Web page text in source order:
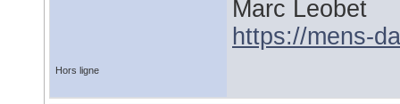
Marc Leobet
https://mens-
Hors ligne